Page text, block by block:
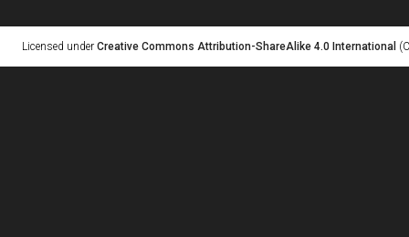
Licensed under Creative Commons Attribution-ShareAlike 4.0 International